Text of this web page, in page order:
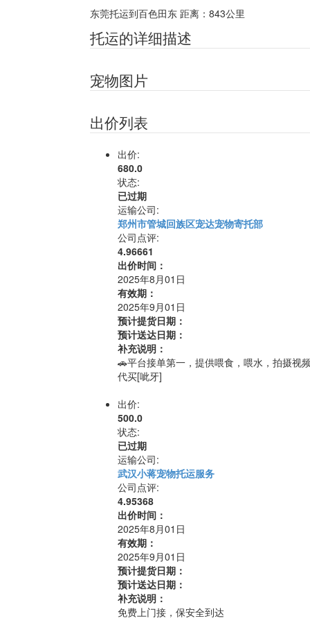
东莞托运到百色田东 距离：843公里
托运的详细描述
宠物图片
出价列表
出价:
680.0
状态:
已过期
运输公司:
郑州市管城回族区宠达宠物寄托部
公司点评:
4.96661
出价时间：
2025年8月01日
有效期：
2025年9月01日
预计提货日期：
预计送达日期：
补充说明：
🚗平台接单第一，提供喂食，喂水，拍摄视
代买[呲牙]
出价:
500.0
状态:
已过期
运输公司:
武汉小蒋宠物托运服务
公司点评:
4.95368
出价时间：
2025年8月01日
有效期：
2025年9月01日
预计提货日期：
预计送达日期：
补充说明：
免费上门接，保安全到达